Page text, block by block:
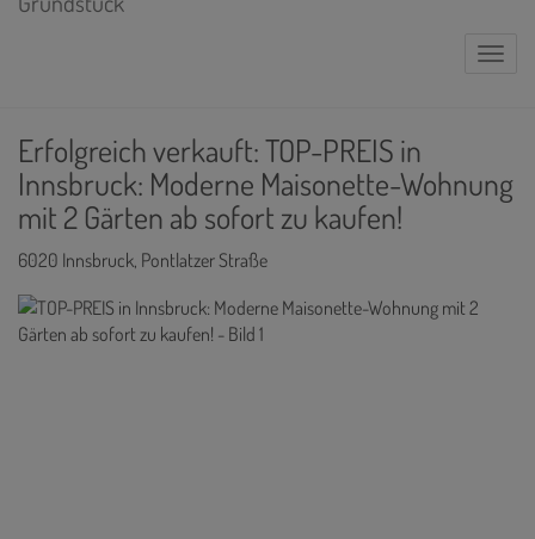
Erfolgreich verkauft: TOP-PREIS in
Innsbruck: Moderne Maisonette-Wohnung
mit 2 Gärten ab sofort zu kaufen!
6020 Innsbruck, Pontlatzer Straße